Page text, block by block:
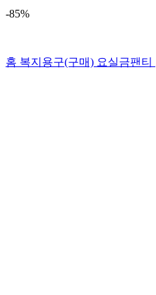
-85%
홈 복지용구(구매) 요실금팬티